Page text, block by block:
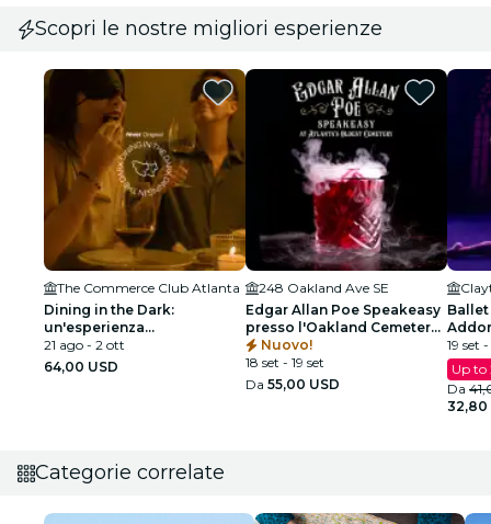
Scopri le nostre migliori esperienze
The Commerce Club Atlanta
Dining in the Dark:
un'esperienza
gastronomica unica con gli
occhi bendati al Commerce
21 ago - 2 ott
64,00 USD
248 Oakland Ave SE
Edgar Allan Poe Speakeasy
presso l'Oakland Cemetery -
Atlanta, GA
Nuovo!
18 set - 19 set
Da 55,00 USD
Ballet
19 set
Up to
Da
32,80
Categorie correlate